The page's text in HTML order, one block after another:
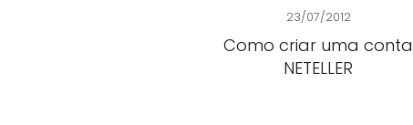
23/07/2012
Como criar uma conta
NETELLER